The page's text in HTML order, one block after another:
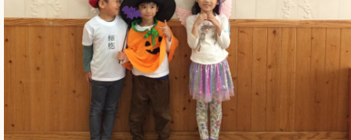
投資家情報 採用情報
Language